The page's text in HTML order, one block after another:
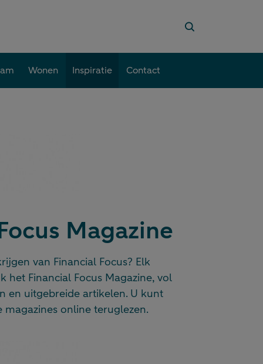
Wonen Inspiratie Contact
Magazine
van Financial Focus? Elk
het Financial Focus Magazine, vol
en uitgebreide artikelen. U kunt
online teruglezen.